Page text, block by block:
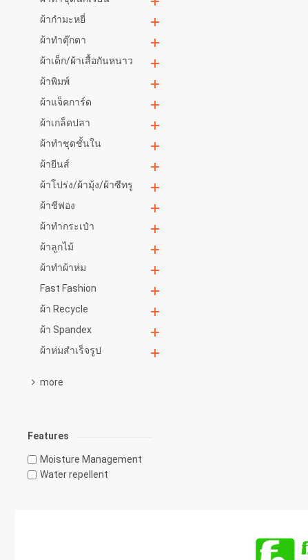
ผ้ากำมะหยี่
ผ้าทำตุ๊กตา
ผ้าเด็ก/ผ้าเสื้อกันหนาว
ผ้าพิมพ์
ผ้าแจ็คการ์ด
ผ้าเกล็ดปลา
ผ้าทำชุดชั้นใน
ผ้ายีนส์
ผ้าโปร่ง/ผ้ามุ้ง/ผ้าซีทรู
ผ้าชีฟอง
ผ้าทำกระเป๋า
ผ้าลูกไม้
ผ้าทำผ้าห่ม
Fast Fashion
ผ้า Recycle
ผ้า Spandex
ผ้าห่มสำเร็จรูป
more
Features
Moisture Management
Water repellent